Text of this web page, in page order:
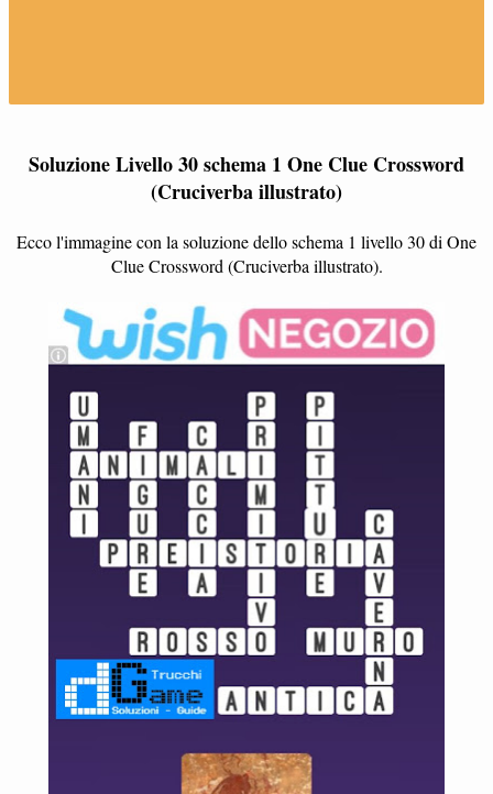
Soluzione Livello 30 schema 1 One Clue Crossword
(Cruciverba illustrato)
Ecco l'immagine con la soluzione dello schema 1 livello 30 di One
Clue Crossword (Cruciverba illustrato).